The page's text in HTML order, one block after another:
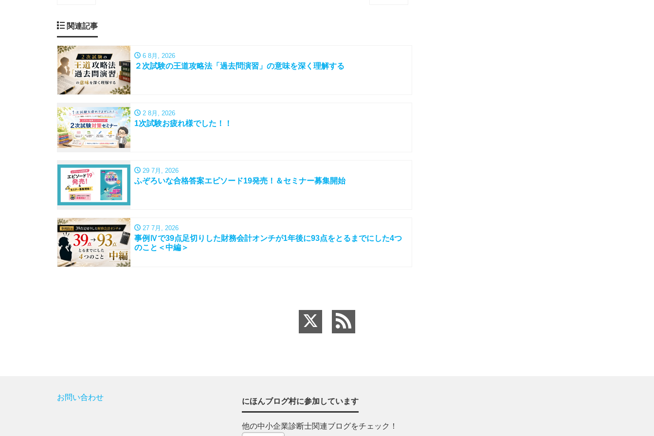
関連記事
6 8月, 2026
２次試験の王道攻略法「過去問演習」の意味を深く理解する
2 8月, 2026
1次試験お疲れ様でした！！
29 7月, 2026
ふぞろいな合格答案エピソード19発売！＆セミナー募集開始
27 7月, 2026
事例Ⅳで39点足切りした財務会計オンチが1年後に93点をとるまでにした4つ
のこと＜中編＞
お問い合わせ にほんブログ村に参加しています
他の中小企業診断士関連ブログをチェック！